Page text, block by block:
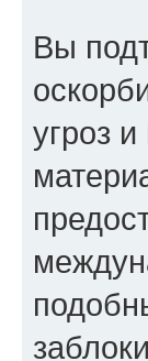
Вы
угроз